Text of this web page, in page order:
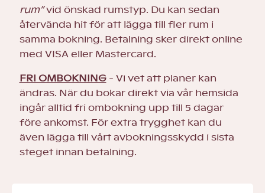
rum”vid önskad rumstyp. Du kan sedan
återvända hit för att lägga till fler rum i
samma bokning. Betalning sker direkt online
med VISA eller Mastercard.
FRI OMBOKNING- Vi vet att planer kan
ändras. När du bokar direkt via vår hemsida
ingår alltid fri ombokning upp till 5 dagar
före ankomst. För extra trygghet kan du
även lägga till vårt avbokningsskydd i sista
steget innan betalning.